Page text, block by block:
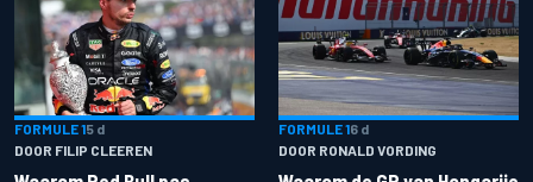
FORMULE 15 d
DOOR FILIP CLEEREN
FORMULE 16 d
DOOR RONALD VORDING